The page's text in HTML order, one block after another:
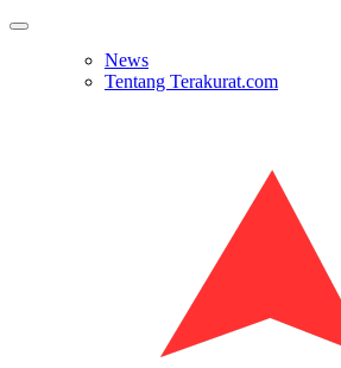
Skip
Off
News
Tentang Terakurat.com